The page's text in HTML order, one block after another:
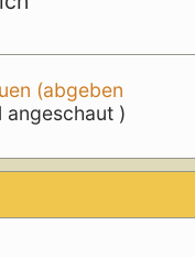
(abgeben
angeschaut )